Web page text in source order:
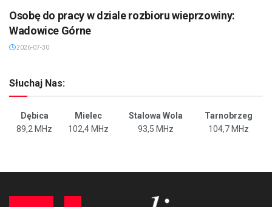
Osobę do pracy w dziale rozbioru wieprzowiny:
Wadowice Górne
2026-07-30
Słuchaj Nas:
Dębica Mielec Stalowa Wola
Tarnobrzeg
89,2 MHz
102,4 MHz 93,5 MHz 104,7 MHz